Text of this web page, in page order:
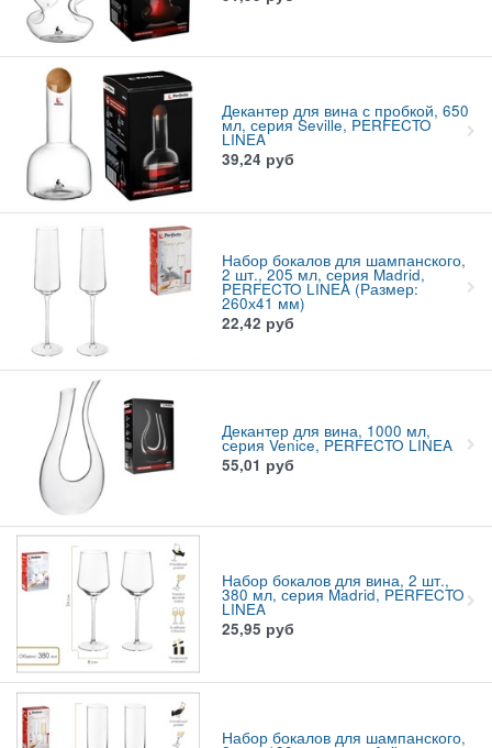
Декантер для вина с пробкой, 650
мл, серия Seville, PERFECTO
LINEA
39,24 руб
Набор бокалов для шампанского,
2 шт., 205 мл, серия Madrid,
PERFECTO LINEA (Размер:
260х41 мм)
22,42 руб
Декантер для вина, 1000 мл,
серия Venice, PERFECTO LINEA
55,01 руб
Набор бокалов для вина, 2 шт.,
380 мл, серия Madrid, PERFECTO
LINEA
25,95 руб
Набор бокалов для шампанского,